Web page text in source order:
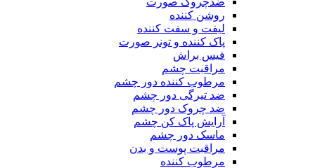
روشن کننده
لیفت و سفت کننده
پاک کننده و تونر صورت
فیس براش
مراقبت چشم
مرطوب کننده دور چشم
ضد تیرگی دور چشم
ضد چروک دور چشم
آرایش پاک کن چشم
ماسک دور چشم
مراقبت پوست و بدن
مرطوب کننده